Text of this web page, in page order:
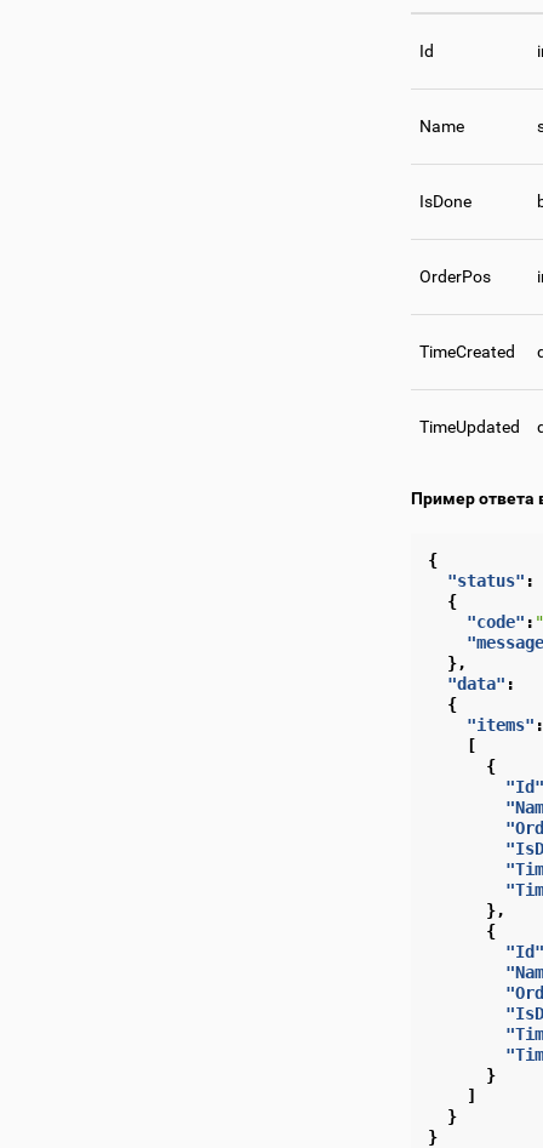
Id
Name
IsDone
OrderPos
TimeCreated
TimeUpdated
Пример ответа
{
"status" :
{
"code" :
},
"data" :
{
"items" :
[
{
"Id"
},
{
"Id"
}
]
}
}